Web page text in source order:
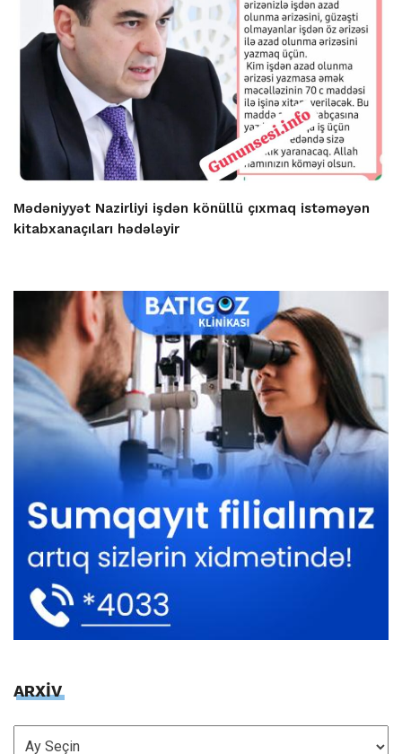
Mədəniyyət Nazirliyi işdən könüllü çıxmaq istəməyən
kitabxanaçıları hədələyir
ARXİV
ARXİV